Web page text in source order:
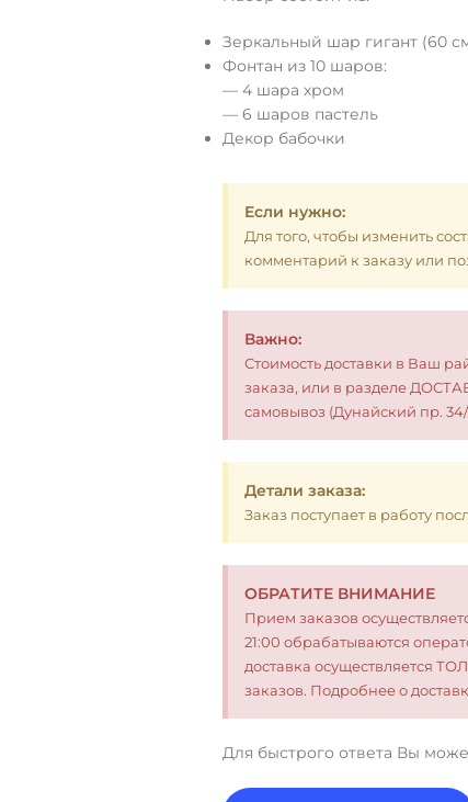
Зеркальный шар гигант (60
Фонтан из 10 шаров:
— 4 шара хром
— 6 шаров пастель
Декор бабочки
Если нужно:
Для того, чтобы изменить
комментарий к заказу или
Важно:
Стоимость доставки в Ваш
заказа, или в разделе
самовывоз (Дунайский пр. 34/
Детали заказа:
Заказ поступает в работу
ОБРАТИТЕ ВНИМАНИЕ
Прием заказов
21:00 обрабатываются
доставка осуществляется
заказов. Подробнее о
Для быстрого ответа Вы